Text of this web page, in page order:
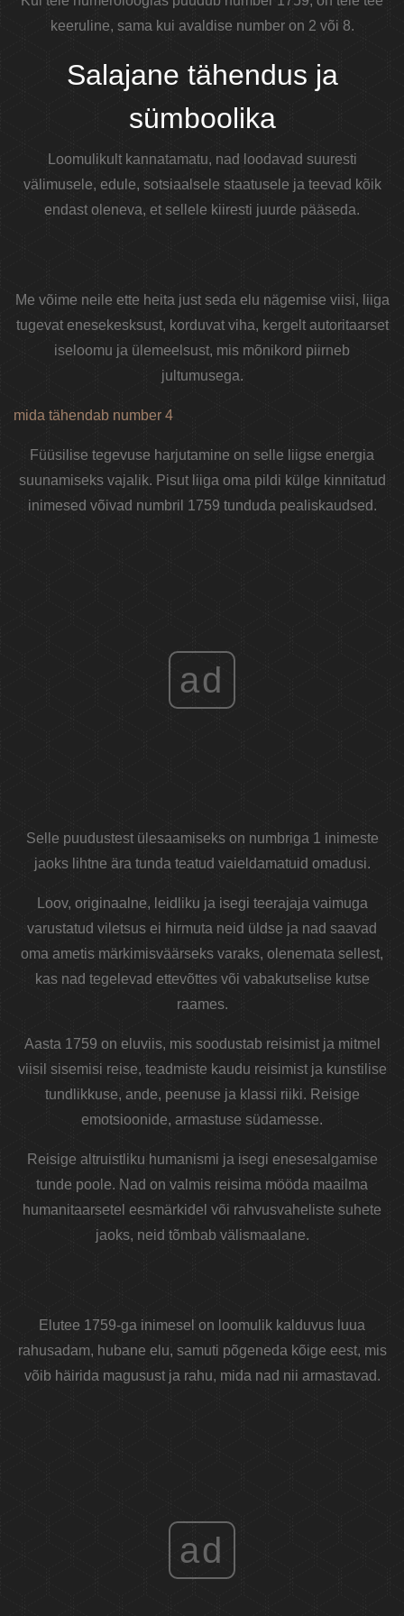
keeruline, sama kui avaldise number on 2 või 8.
Salajane tähendus ja
sümboolika
Loomulikult kannatamatu, nad loodavad suuresti
välimusele, edule, sotsiaalsele staatusele ja teevad kõik
endast oleneva, et sellele kiiresti juurde pääseda.
Me võime neile ette heita just seda elu nägemise viisi, liiga
tugevat enesekesksust, korduvat viha, kergelt autoritaarset
iseloomu ja ülemeelsust, mis mõnikord piirneb
jultumusega.
mida tähendab number 4
Füüsilise tegevuse harjutamine on selle liigse energia
suunamiseks vajalik. Pisut liiga oma pildi külge kinnitatud
inimesed võivad numbril 1759 tunduda pealiskaudsed.
ad
Selle puudustest ülesaamiseks on numbriga 1 inimeste
jaoks lihtne ära tunda teatud vaieldamatuid omadusi.
Loov, originaalne, leidliku ja isegi teerajaja vaimuga
varustatud viletsus ei hirmuta neid üldse ja nad saavad
oma ametis märkimisväärseks varaks, olenemata sellest,
kas nad tegelevad ettevõttes või vabakutselise kutse
raames.
Aasta 1759 on eluviis, mis soodustab reisimist ja mitmel
viisil sisemisi reise, teadmiste kaudu reisimist ja kunstilise
tundlikkuse, ande, peenuse ja klassi riiki. Reisige
emotsioonide, armastuse südamesse.
Reisige altruistliku humanismi ja isegi enesesalgamise
tunde poole. Nad on valmis reisima mööda maailma
humanitaarsetel eesmärkidel või rahvusvaheliste suhete
jaoks, neid tõmbab välismaalane.
Elutee 1759-ga inimesel on loomulik kalduvus luua
rahusadam, hubane elu, samuti põgeneda kõige eest, mis
võib häirida magusust ja rahu, mida nad nii armastavad.
ad